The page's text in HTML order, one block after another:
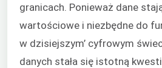
granicach. Ponieważ dane
wartościowe i niezbędne do
w dzisiejszym’ cyfrowym
danych stała się istotną